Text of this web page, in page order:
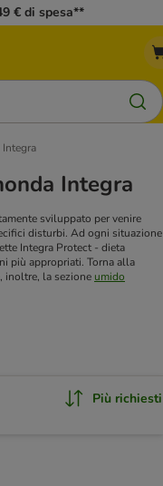
€ di spesa**
Integra
Integra
sviluppato per venire
disturbi. Ad ogni situazione
Integra Protect - dieta
più appropriati. Torna alla
inoltre, la sezione umido
Più richiesti